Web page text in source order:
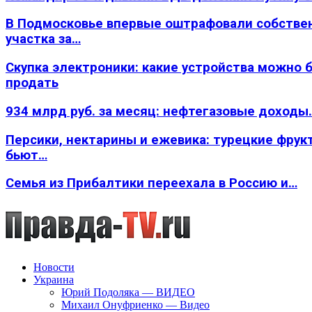
В Подмосковье впервые оштрафовали
участка за…
Скупка электроники: какие устройства можно
продать
934 млрд руб. за месяц: нефтегазовые
Персики, нектарины и ежевика: турецкие
бьют…
Семья из Прибалтики переехала в Россию и…
Новости
Украина
Юрий Подоляка — ВИДЕО
Михаил Онуфриенко — Видео